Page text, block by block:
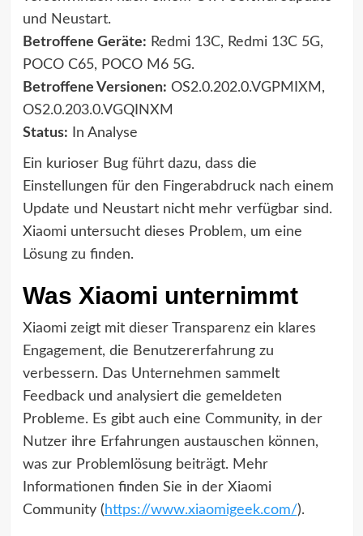
und Neustart.
Betroffene Geräte: Redmi 13C, Redmi 13C 5G,
POCO C65, POCO M6 5G.
Betroffene Versionen: OS2.0.202.0.VGPMIXM,
OS2.0.203.0.VGQINXM
Status: In Analyse
Ein kurioser Bug führt dazu, dass die
Einstellungen für den Fingerabdruck nach einem
Update und Neustart nicht mehr verfügbar sind.
Xiaomi untersucht dieses Problem, um eine
Lösung zu finden.
Was Xiaomi unternimmt
Xiaomi zeigt mit dieser Transparenz ein klares
Engagement, die Benutzererfahrung zu
verbessern. Das Unternehmen sammelt
Feedback und analysiert die gemeldeten
Probleme. Es gibt auch eine Community, in der
Nutzer ihre Erfahrungen austauschen können,
was zur Problemlösung beiträgt. Mehr
Informationen finden Sie in der Xiaomi
Community ( https://www.xiaomigeek.com/).